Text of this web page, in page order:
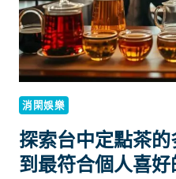
怎
麼
看？
看
懂
標
示
遠
消閑娛樂
探索台中定點茶
到最符合個人喜好